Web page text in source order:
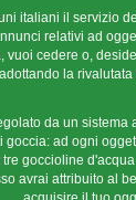
italiani il servizio
relativi ad
vuoi cedere o,
la
da un sistema
goccia: ad ogni
goccioline
avrai attribuito al